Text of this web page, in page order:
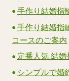
手作り結婚指
手作り結婚指
コースのご案内
定番人気 結
シンプルで婚